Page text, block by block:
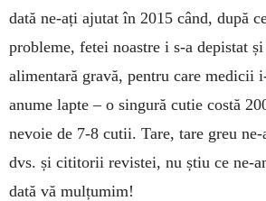
dată ne-ați ajutat în 2015 când, după
probleme, fetei noastre i s-a depistat
alimentară gravă, pentru care medicii
anume lapte – o singură cutie costă
nevoie de 7-8 cutii. Tare, tare greu
dvs. și cititorii revistei, nu știu ce ne-
dată vă mulțumim!